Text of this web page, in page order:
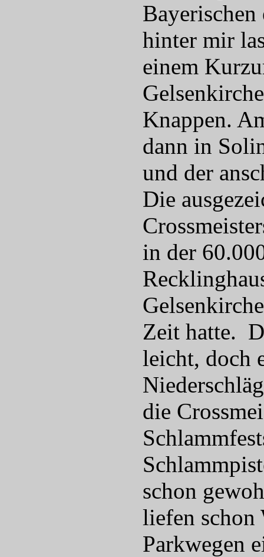
Bayerischen
hinter mir
einem
Knappen.
dann in
und der
Die
in der
Zeit hatte.
leicht, doch
die
schon
liefen schon
Parkwegen